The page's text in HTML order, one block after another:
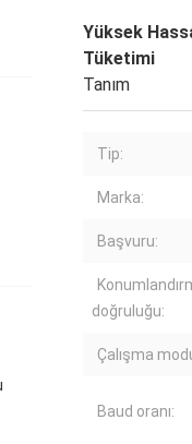
Yüksek
Tüketimi
Tanım
Tip:
Marka:
Başvuru:
doğruluğu:
Çalışma
Baud oranı: